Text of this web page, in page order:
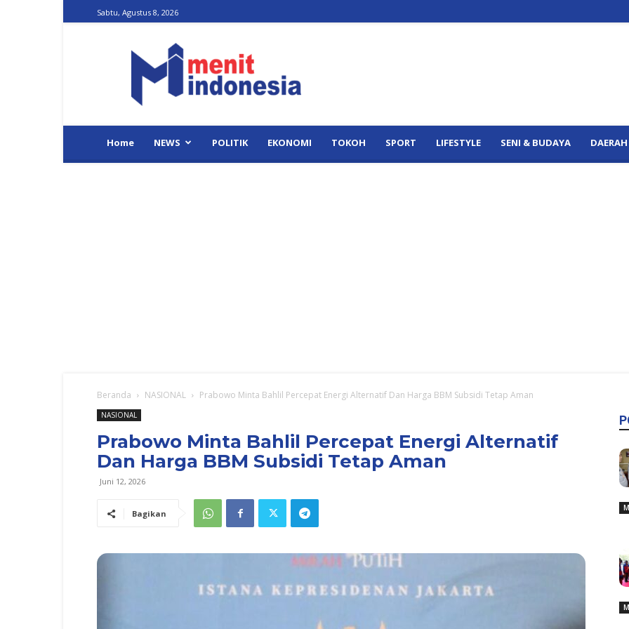
Sabtu, Agustus 8, 2026
Indonesia
Home NEWS POLITIK EKONOMI TOKOH SPORT LIFESTYLE SENI & BUDAYA DAERAH
Beranda NASIONAL Prabowo Minta Bahlil Percepat Energi Alternatif Dan Harga BBM Subsidi Tetap Aman
NASIONAL
Prabowo Minta Bahlil Percepat Energi Alternatif
Dan Harga BBM Subsidi Tetap Aman
Juni 12, 2026
Bagikan